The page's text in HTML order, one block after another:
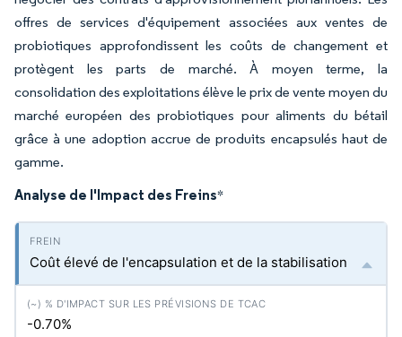
offres de services d'équipement associées aux ventes de
probiotiques approfondissent les coûts de changement et
protègent les parts de marché. À moyen terme, la
consolidation des exploitations élève le prix de vente moyen du
marché européen des probiotiques pour aliments du bétail
grâce à une adoption accrue de produits encapsulés haut de
gamme.
Analyse de l'Impact des Freins*
Coût élevé de l'encapsulation et de la stabilisation
-0.70%